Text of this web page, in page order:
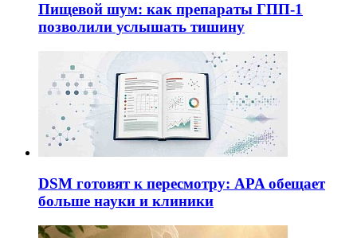
Пищевой шум: как препараты ГПП-1
позволили услышать тишину
DSM готовят к пересмотру: APA обещает
больше науки и клиники